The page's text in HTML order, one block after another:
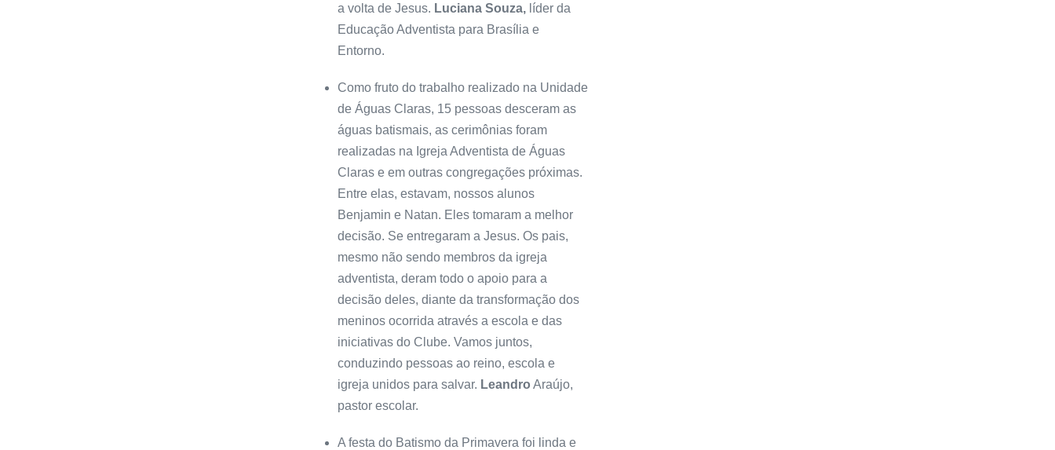
a volta de Jesus. Luciana Souza, líder da
Educação Adventista para Brasília e
Entorno.
Como fruto do trabalho realizado na Unidade
de Águas Claras, 15 pessoas desceram as
águas batismais, as cerimônias foram
realizadas na Igreja Adventista de Águas
Claras e em outras congregações próximas.
Entre elas, estavam, nossos alunos
Benjamin e Natan. Eles tomaram a melhor
decisão. Se entregaram a Jesus. Os pais,
mesmo não sendo membros da igreja
adventista, deram todo o apoio para a
decisão deles, diante da transformação dos
meninos ocorrida através a escola e das
iniciativas do Clube. Vamos juntos,
conduzindo pessoas ao reino, escola e
igreja unidos para salvar. Leandro Araújo,
pastor escolar.
A festa do Batismo da Primavera foi linda e